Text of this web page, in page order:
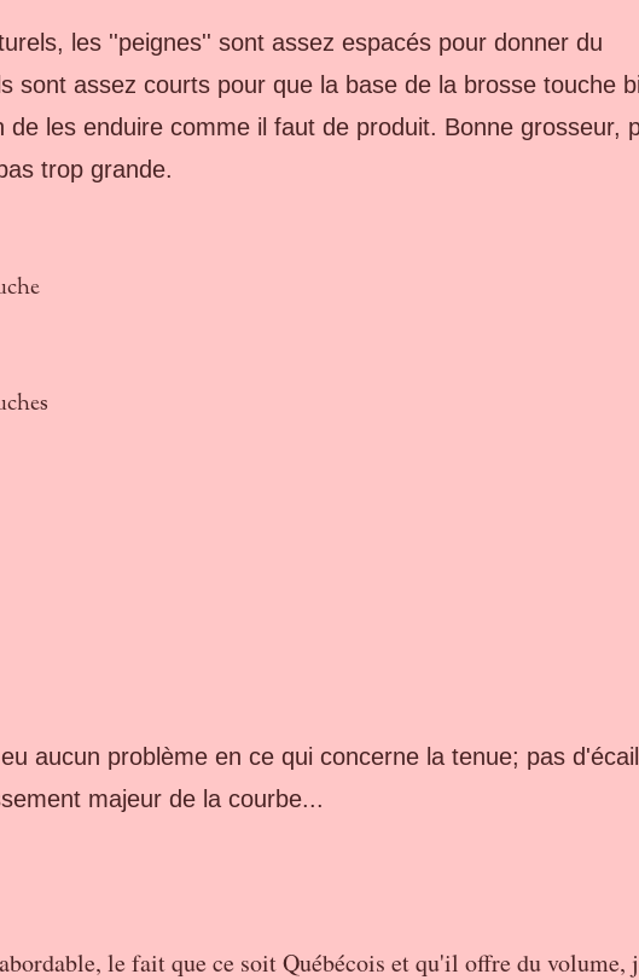
les ''peignes'' sont assez espacés pour donner du
sont assez courts pour que la base de la brosse touche
de les enduire comme il faut de produit. Bonne grosseur,
trop grande.
aucun problème en ce qui concerne la tenue; pas
majeur de la courbe...
le fait que ce soit Québécois et qu'il offre du volume,